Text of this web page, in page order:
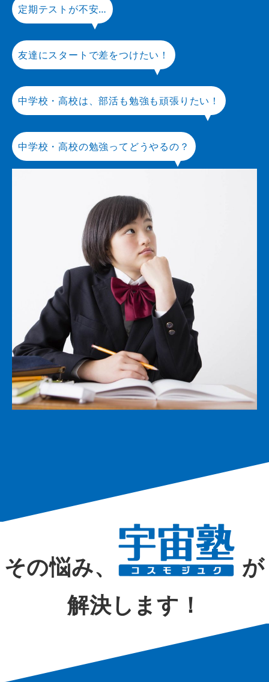
定期テストが不安…
友達にスタートで差をつけたい！
中学校・高校は、部活も勉強も頑張りたい！
中学校・高校の勉強ってどうやるの？
その悩み、
が
解決します！